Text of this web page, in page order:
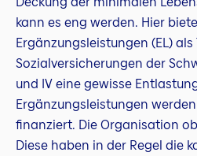
kann es eng werden. Hier
Ergänzungsleistungen (EL) als
Sozialversicherungen der
und IV eine gewisse
Ergänzungsleistungen
finanziert. Die Organisation
Diese haben in der Regel die